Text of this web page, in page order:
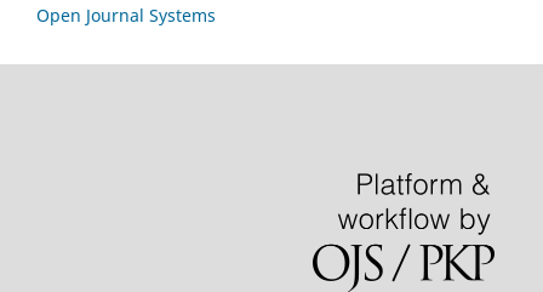
Open Journal Systems